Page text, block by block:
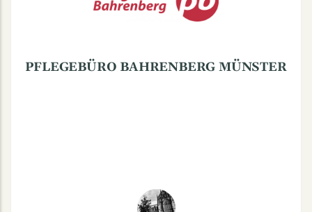
PFLEGEBÜRO BAHRENBERG MÜNSTER
Pflegebüro Bahrenberg - immer in Ihrer Nähe
Mo. - Fr.: 8.30-16